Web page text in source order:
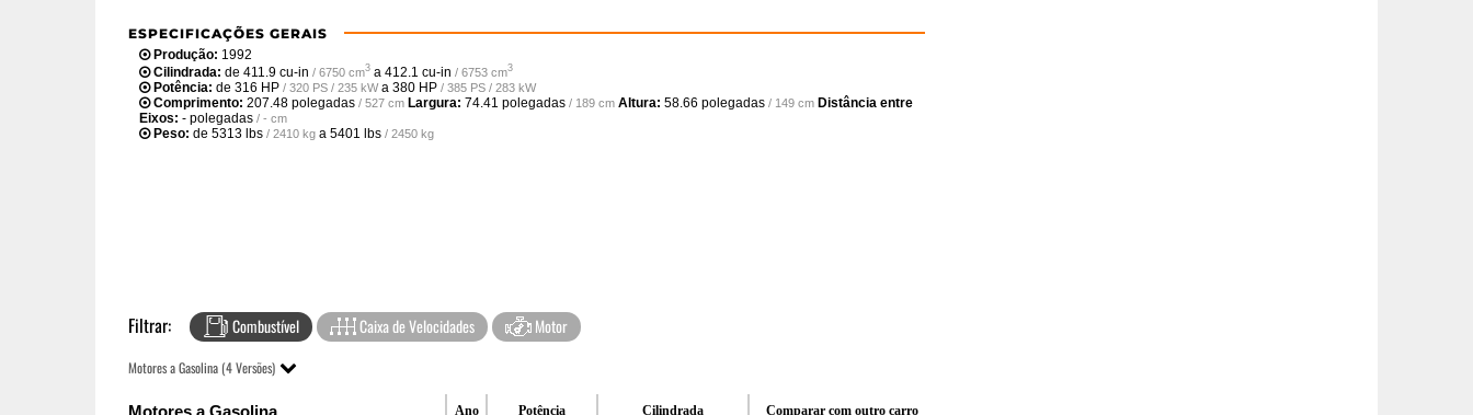
ESPECIFICAÇÕES GERAIS
Produção: 1992
Cilindrada: de 411.9 cu-in / 6750 cm3 a 412.1 cu-in / 6753 cm3
Potência: de 316 HP / 320 PS / 235 kWa 380 HP / 385 PS / 283 kW
Comprimento: 207.48 polegadas / 527 cm Largura: 74.41 polegadas / 189 cm Altura: 58.66 polegadas / 149 cm Distância entre
Eixos: - polegadas / - cm
Peso: de 5313 lbs / 2410 kg a 5401 lbs / 2450 kg
Filtrar: Combustível Caixa de Velocidades Motor
Motores a Gasolina (4 Versões)
Motores a Gasolina Ano Potência Cilindrada Comparar com outro carro